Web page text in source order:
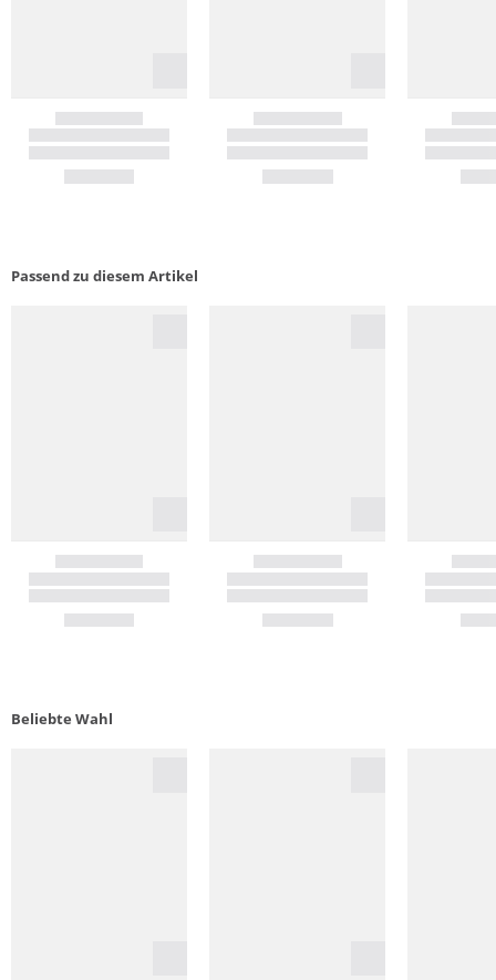
Passend zu diesem Artikel
Beliebte Wahl